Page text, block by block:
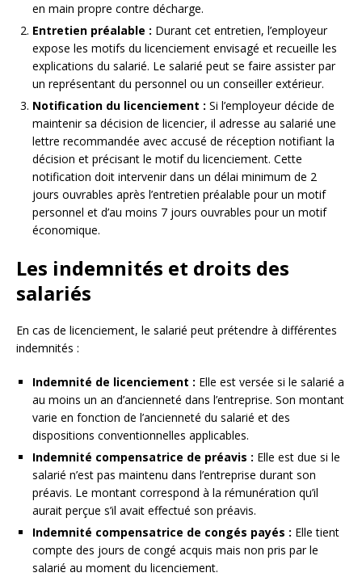
en main propre contre décharge.
Entretien préalable : Durant cet entretien, l’employeur
expose les motifs du licenciement envisagé et recueille les
explications du salarié. Le salarié peut se faire assister par
un représentant du personnel ou un conseiller extérieur.
Notification du licenciement : Si l’employeur décide de
maintenir sa décision de licencier, il adresse au salarié une
lettre recommandée avec accusé de réception notifiant la
décision et précisant le motif du licenciement. Cette
notification doit intervenir dans un délai minimum de 2
jours ouvrables après l’entretien préalable pour un motif
personnel et d’au moins 7 jours ouvrables pour un motif
économique.
Les indemnités et droits des
salariés
En cas de licenciement, le salarié peut prétendre à différentes
indemnités :
Indemnité de licenciement : Elle est versée si le salarié a
au moins un an d’ancienneté dans l’entreprise. Son montant
varie en fonction de l’ancienneté du salarié et des
dispositions conventionnelles applicables.
Indemnité compensatrice de préavis : Elle est due si le
salarié n’est pas maintenu dans l’entreprise durant son
préavis. Le montant correspond à la rémunération qu’il
aurait perçue s’il avait effectué son préavis.
Indemnité compensatrice de congés payés : Elle tient
compte des jours de congé acquis mais non pris par le
salarié au moment du licenciement.